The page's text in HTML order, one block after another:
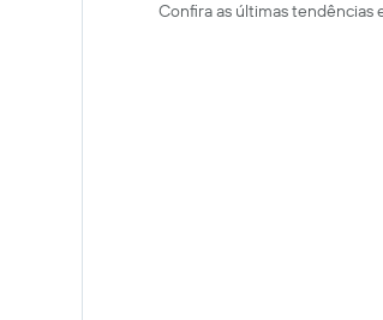
Confira as últimas tendências